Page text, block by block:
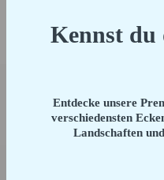
Kennst du
Entdecke unsere
verschiedensten
Landschaften